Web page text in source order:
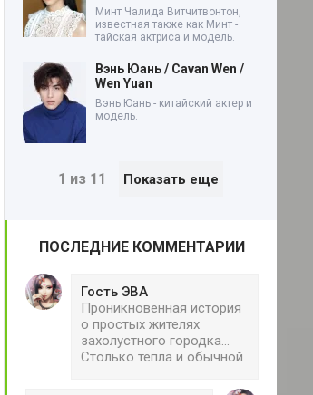
Минт Чалида Витчитвонтон,
известная также как Минт -
тайская актриса и модель.
Вэнь Юань / Cavan Wen /
Wen Yuan
Вэнь Юань - китайский актер и
модель.
1 из 11 Показать еще
ПОСЛЕДНИЕ КОММЕНТАРИИ
Гость ЭВА
Проникновенная история
о простых жителях
захолустного городка...
Столько тепла и обычной